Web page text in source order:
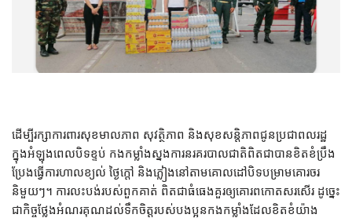
ដើម្បីរក្សាការពារសុខមាលភាព សុវត្ថិភាព និងសុខសន្ដិភាពជូនប្រជាពលរដ្ឋ
ក្នុងអំឡុងពេលបិទខ្ទប់ កងកម្លាំងស្នងការនរគរបាលជាតិពិតជាបានខិតខំប្រឹង
ប្រែងធ្វើការហាលខ្យល់ ថ្ងៃក្តៅ និងភ្លៀងនៅតាមគោលដៅបិទបម្រាមគោរចរ
និមួយៗ។ ការលះបង់របស់ពួកគាត់​ ពិតជាធំធេងគួរឲ្យគោរពកោតសរសើរ ដូច្នេះ
ជាកិច្ចថ្លែងអំណរគុណដល់ទឹកចិត្ដរបស់បងប្អូនកងកម្លាំងដែលខិតខំយ៉ាង